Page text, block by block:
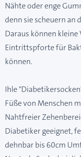
Nähte oder enge
denn sie scheuern an
Daraus können
Eintrittspforte für
können.
Ihle
Füße von Menschen
Nahtfreier
Diabetiker geeignet,
dehnbar bis 60cm